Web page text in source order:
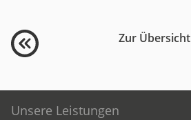
Zur Übersicht
Unsere Leistungen